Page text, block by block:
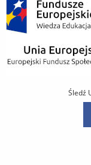
Śledź